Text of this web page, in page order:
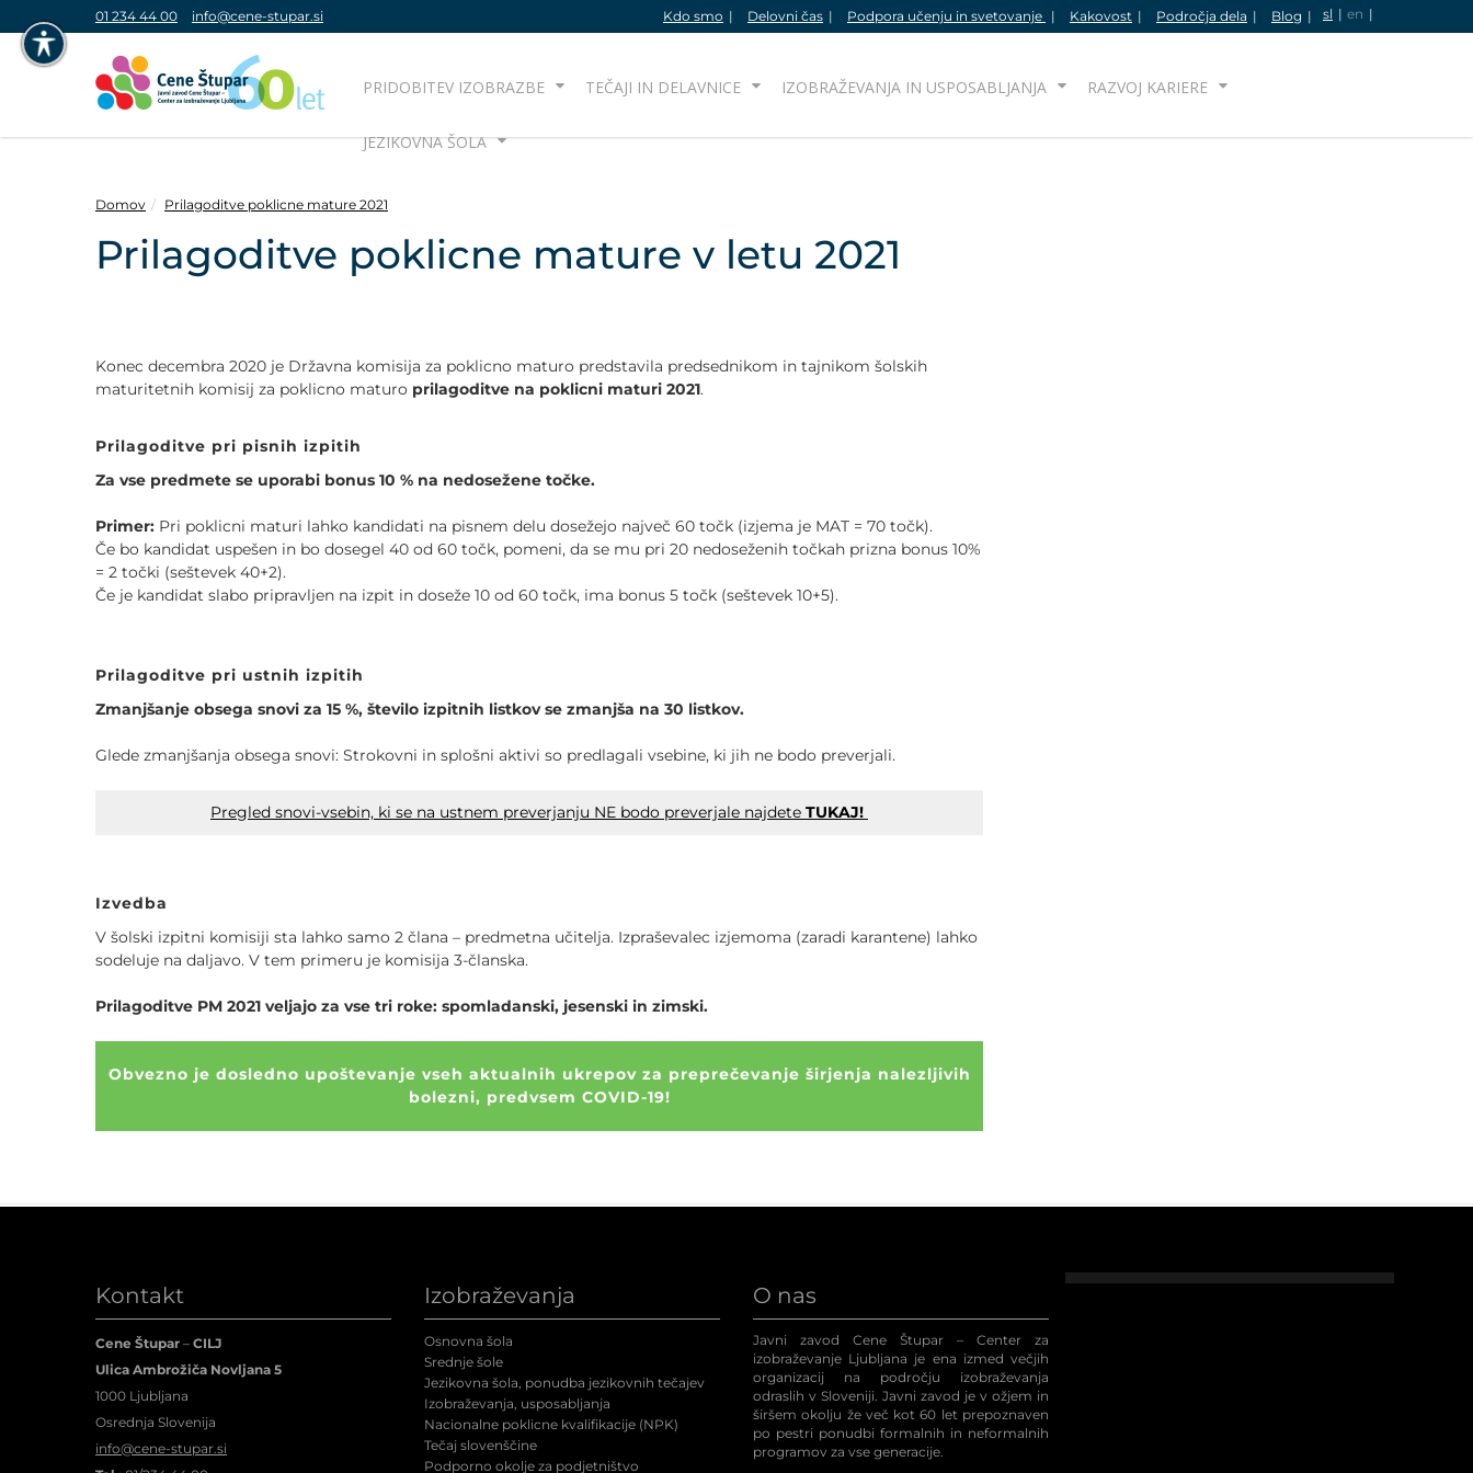
NAVIGACIJA PREKO TIPKOVNICE
POVEČAJ PISAVO
POMANJŠAJ PISAVO
OZNAČI POVEZAVE
01 234 44 00 info@cene-stupar.si sl en
Kdo smo Delovni čas Podpora učenju in svetovanje Kakovost Področja dela Blog
PRIDOBITEV IZOBRAZBE TEČAJI IN DELAVNICE IZOBRAŽEVANJA IN USPOSABLJANJA RAZVOJ KARIERE
JEZIKOVNA ŠOLA
Domov Prilagoditve poklicne mature 2021
Prilagoditve poklicne mature v letu 2021
Konec decembra 2020 je Državna komisija za poklicno maturo predstavila predsednikom in tajnikom šolskih
maturitetnih komisij za poklicno maturo prilagoditve na poklicni maturi 2021.
Prilagoditve pri pisnih izpitih
Za vse predmete se uporabi bonus 10 % na nedosežene točke.
Primer: Pri poklicni maturi lahko kandidati na pisnem delu dosežejo največ 60 točk (izjema je MAT = 70 točk).
Če bo kandidat uspešen in bo dosegel 40 od 60 točk, pomeni, da se mu pri 20 nedoseženih točkah prizna bonus 10%
= 2 točki (seštevek 40+2).
Če je kandidat slabo pripravljen na izpit in doseže 10 od 60 točk, ima bonus 5 točk (seštevek 10+5).
Prilagoditve pri ustnih izpitih
Zmanjšanje obsega snovi za 15 %, število izpitnih listkov se zmanjša na 30 listkov.
Glede zmanjšanja obsega snovi: Strokovni in splošni aktivi so predlagali vsebine, ki jih ne bodo preverjali.
Pregled snovi-vsebin, ki se na ustnem preverjanju NE bodo preverjale najdete TUKAJ!
Izvedba
V šolski izpitni komisiji sta lahko samo 2 člana – predmetna učitelja. Izpraševalec izjemoma (zaradi karantene) lahko
sodeluje na daljavo. V tem primeru je komisija 3-članska.
Prilagoditve PM 2021 veljajo za vse tri roke: spomladanski, jesenski in zimski.
Obvezno je dosledno upoštevanje vseh aktualnih ukrepov za preprečevanje širjenja nalezljivih
bolezni, predvsem COVID-19!
Kontakt
Cene Štupar – CILJ
Ulica Ambrožiča Novljana 5
1000 Ljubljana
Osrednja Slovenija
info@cene-stupar.si
Izobraževanja
Osnovna šola
Srednje šole
Jezikovna šola, ponudba jezikovnih tečajev
Izobraževanja, usposabljanja
Nacionalne poklicne kvalifikacije (NPK)
Tečaj slovenščine
Podporno okolje za podjetništvo
O nas
Javni zavod Cene Štupar – Center za
izobraževanje Ljubljana je ena izmed večjih
organizacij na področju izobraževanja
odraslih v Sloveniji. Javni zavod je v ožjem in
širšem okolju že več kot 60 let prepoznaven
po pestri ponudbi formalnih in neformalnih
programov za vse generacije.